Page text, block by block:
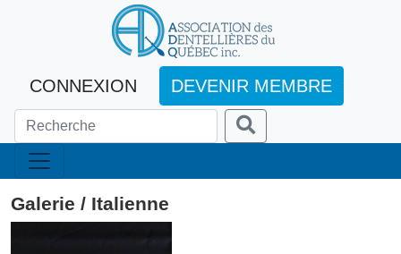
CONNEXION DEVENIR MEMBRE
Galerie / Italienne